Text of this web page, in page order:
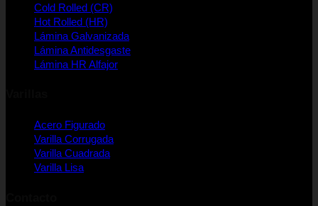
Cold Rolled (CR)
Hot Rolled (HR)
Lámina Galvanizada
Lámina Antidesgaste
Lámina HR Alfajor
Acero Figurado
Varilla Corrugada
Varilla Cuadrada
Varilla Lisa